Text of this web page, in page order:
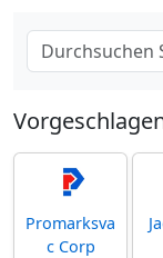
Promarksva
c Corp